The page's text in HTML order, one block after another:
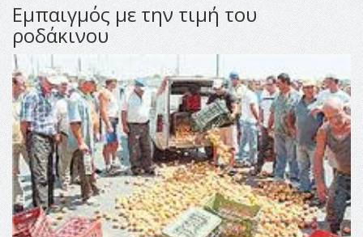
Εμπαιγμός με την τιμή του
ροδάκινου